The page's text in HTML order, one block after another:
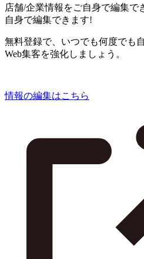
店舗/企業情報をご自身で編集で
自身で編集できます!
無料登録で、いつでも何度でも
Web集客を強化しましょう。
情報の編集はこちら